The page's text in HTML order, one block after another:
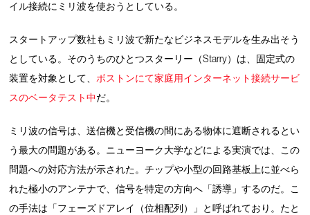
イル接続にミリ波を使おうとしている。
スタートアップ数社もミリ波で新たなビジネスモデルを生み出そう
としている。そのうちのひとつスターリー（Starry）は、固定式の
装置を対象として、ボストンにて家庭用インターネット接続サービ
スのベータテスト中だ。
ミリ波の信号は、送信機と受信機の間にある物体に遮断されるとい
う最大の問題がある。ニューヨーク大学などによる実演では、この
問題への対応方法が示された。チップや小型の回路基板上に並べら
れた極小のアンテナで、信号を特定の方向へ「誘導」するのだ。こ
の手法は「フェーズドアレイ（位相配列）」と呼ばれており。たと